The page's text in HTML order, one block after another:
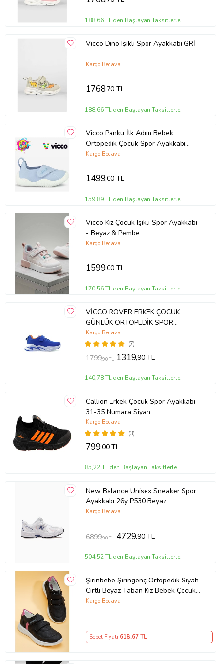
188,66 TL'den Başlayan Taksitlerle
Vicco Dino Işıklı Spor Ayakkabı GRİ
Kargo Bedava
1768,70 TL
188,66 TL'den Başlayan Taksitlerle
Vicco Panku İlk Adım Bebek
Ortopedik Çocuk Spor Ayakkabı
PUDRA
Kargo Bedava
1499,00 TL
159,89 TL'den Başlayan Taksitlerle
Vicco Kız Çocuk Işıklı Spor Ayakkabı
- Beyaz & Pembe
Kargo Bedava
1599,00 TL
170,56 TL'den Başlayan Taksitlerle
VİCCO ROVER ERKEK ÇOCUK
GÜNLÜK ORTOPEDİK SPOR
AYAKKABI (22-35) 23Y 346.180 PE
(Mavi)
(7)
Kargo Bedava
1799,90 TL 1319,90 TL
140,78 TL'den Başlayan Taksitlerle
Callion Erkek Çocuk Spor Ayakkabı
31-35 Numara Siyah
(3)
Kargo Bedava
799,00 TL
85,22 TL'den Başlayan Taksitlerle
New Balance Unisex Sneaker Spor
Ayakkabı 26y P530 Beyaz
Kargo Bedava
6899,90 TL 4729,90 TL
504,52 TL'den Başlayan Taksitlerle
Şirinbebe Şiringenç Ortopedik Siyah
Cırtlı Beyaz Taban Kız Bebek Çocuk
Spor Ayakkabı
Kargo Bedava
Sepet Fiyatı 618,67 TL